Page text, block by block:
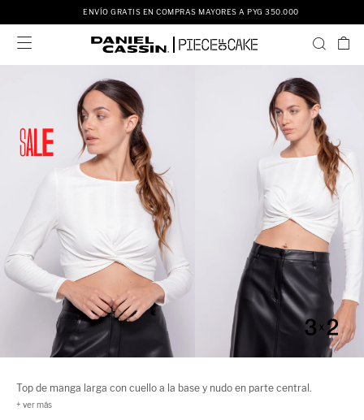
ENVÍO GRATIS EN COMPRAS MAYORES A PYG 350.000

Top de manga larga con cuello a la base y nudo en parte central.